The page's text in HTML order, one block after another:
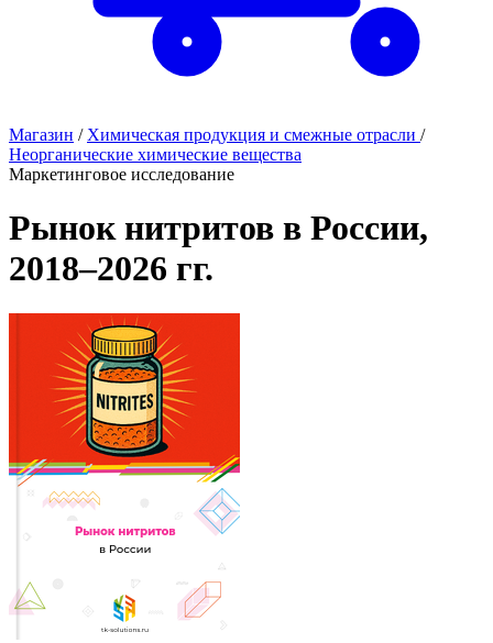
Магазин / Химическая продукция и смежные отрасли /
Неорганические химические вещества
Маркетинговое исследование
Рынок нитритов в России,
2018–2026 гг.